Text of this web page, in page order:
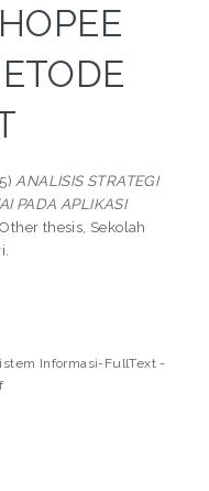
ANALISIS STRATEGI
PADA APLIKASI
Other thesis, Sekolah
Informasi-FullText -